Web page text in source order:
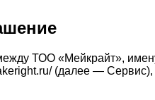
ТОО «Мейкрайт»,
(далее —